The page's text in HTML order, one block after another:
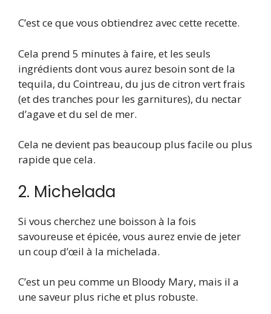
C’est ce que vous obtiendrez avec cette recette.
Cela prend 5 minutes à faire, et les seuls
ingrédients dont vous aurez besoin sont de la
tequila, du Cointreau, du jus de citron vert frais
(et des tranches pour les garnitures), du nectar
d’agave et du sel de mer.
Cela ne devient pas beaucoup plus facile ou plus
rapide que cela.
2. Michelada
Si vous cherchez une boisson à la fois
savoureuse et épicée, vous aurez envie de jeter
un coup d’œil à la michelada.
C’est un peu comme un Bloody Mary, mais il a
une saveur plus riche et plus robuste.